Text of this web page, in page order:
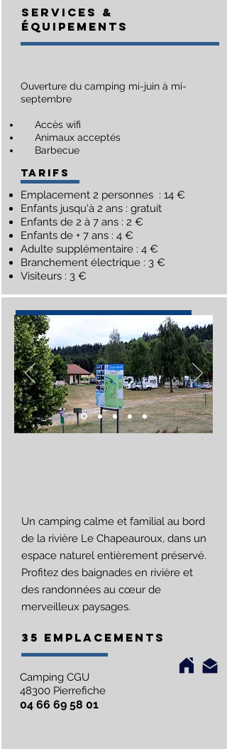
SERVICES &
Équipements
​Ouverture du camping mi-juin à mi-
septembre
Accès wifi
Animaux acceptés
Barbecue
TARIFS
Emplacement 2 personnes : 14 €
Enfants jusqu'à 2 ans : gratuit
Enfants de 2 à 7 ans : 2 €
Enfants de + 7 ans : 4 €
Adulte supplémentaire : 4 €
Branchement électrique : 3 €
Visiteurs : 3 €
CAMPING GCu
Un camping calme et familial au bord
de la rivière Le Chapeauroux, dans un
espace naturel entièrement préservé.
Profitez des baignades en rivière et
des randonnées au cœur de
merveilleux paysages.
35 EMPLACEMENTS
Camping CGU
48300 Pierrefiche
04 66 69 58 01